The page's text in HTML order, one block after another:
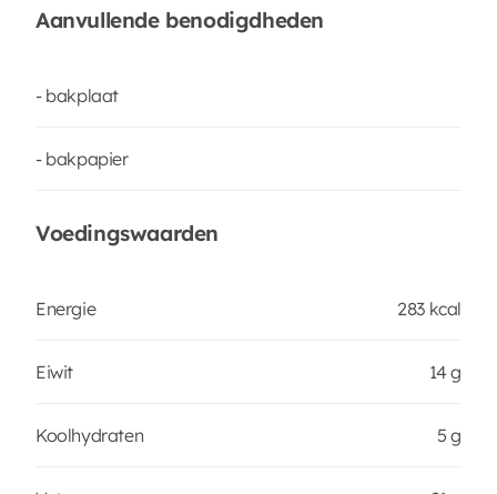
Aanvullende benodigdheden
- bakplaat
- bakpapier
Voedingswaarden
Energie 283 kcal
Eiwit 14 g
Koolhydraten 5 g